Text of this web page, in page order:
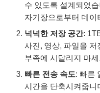
수 있도록 설계되었
자기장으로부터 데
넉넉한 저장 공간:
사진, 영상, 파일을
부족에 시달리지 마
빠른 전송 속도: 빠른
시간을 단축시켜줍니